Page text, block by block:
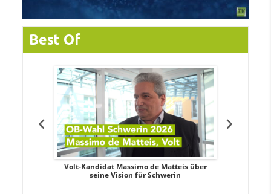
Best Of
Volt-Kandidat Massimo de Matteis über
seine Vision für Schwerin